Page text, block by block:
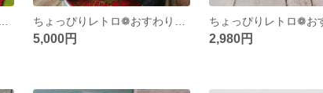
ンダちゃん
5,000円 2,980円